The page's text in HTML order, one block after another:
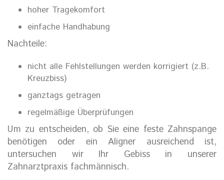
hoher Tragekomfort
einfache Handhabung
Nachteile:
nicht alle Fehlstellungen werden korrigiert (z.B.
Kreuzbiss)
ganztags getragen
regelmäßige Überprüfungen
Um zu entscheiden, ob Sie eine feste Zahnspange
benötigen oder ein Aligner ausreichend ist,
untersuchen wir Ihr Gebiss in unserer
Zahnarztpraxis fachmännisch.